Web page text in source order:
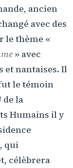
ancien
avec des
le thème «
» avec
et nantaises. Il
le témoin
de la
Humains il y
qui
célèbrera